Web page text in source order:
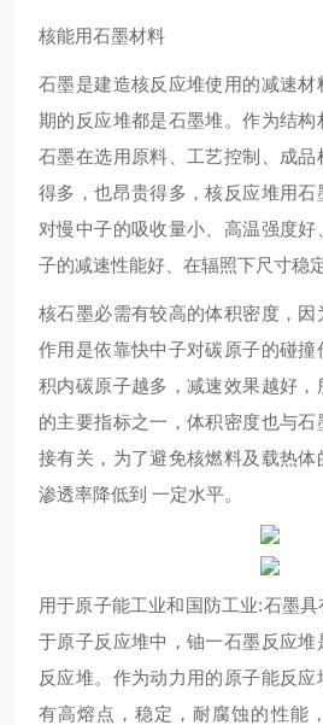
核能用石墨材料
石墨是建造核反应堆使用的减速
期的反应堆都是石墨堆。作为结构
石墨在选用原料、工艺控制、成
得多，也昂贵得多，核反应堆用石
对慢中子的吸收量小、高温强度好
子的减速性能好、在辐照下尺寸稳
核石墨必需有较高的体积密度，
作用是依靠快中子对碳原子的碰
积内碳原子越多，减速效果越好
的主要指标之一，体积密度也与
接有关，为了避免核燃料及载热体
渗透率降低到 一定水平。
用于原子能工业和国防工业:石墨
于原子反应堆中，铀一石墨反应
反应堆。作为动力用的原子能反
有高熔点，稳定，耐腐蚀的性能